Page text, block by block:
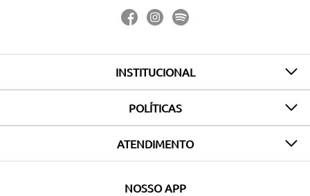
INSTITUCIONAL
POLÍTICAS
ATENDIMENTO
NOSSO APP